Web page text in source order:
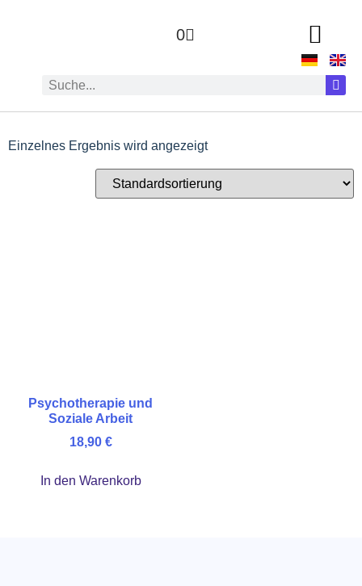
0
Einzelnes Ergebnis wird angezeigt
Psychotherapie und
Soziale Arbeit
18,90 €
In den Warenkorb